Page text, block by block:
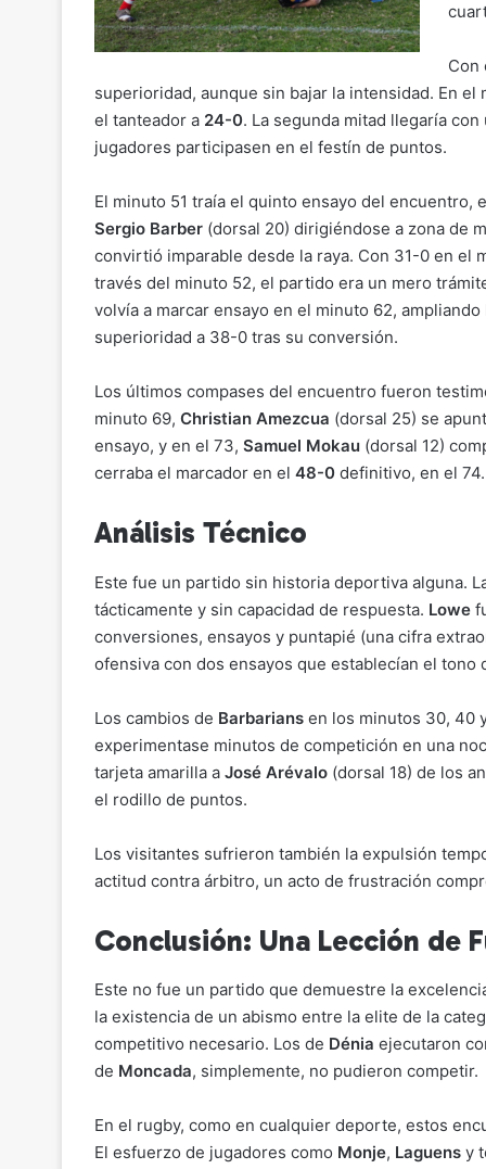
Con
superioridad, aunque sin bajar la intensidad. En el
el tanteador a 24-0. La segunda mitad llegaría
jugadores participasen en el festín de puntos.
El minuto 51 traía el quinto ensayo del encuentro,
Sergio Barber (dorsal 20) dirigiéndose a zona de
convirtió imparable desde la raya. Con 31-0 en el
través del minuto 52, el partido era un mero
volvía a marcar ensayo en el minuto 62, ampliando
superioridad a 38-0 tras su conversión.
Los últimos compases del encuentro fueron
minuto 69, Christian Amezcua (dorsal 25) se
ensayo, y en el 73, Samuel Mokau (dorsal 12)
cerraba el marcador en el 48-0 definitivo, en el 74.
Análisis Técnico
Este fue un partido sin historia deportiva alguna.
tácticamente y sin capacidad de respuesta. Lowe
conversiones, ensayos y puntapié (una cifra
ofensiva con dos ensayos que establecían el tono
Los cambios de Barbarians en los minutos 30, 40
experimentase minutos de competición en una
tarjeta amarilla a José Arévalo (dorsal 18) de los
el rodillo de puntos.
Los visitantes sufrieron también la expulsión
actitud contra árbitro, un acto de frustración
Conclusión: Una Lección de
Este no fue un partido que demuestre la
la existencia de un abismo entre la elite de la
competitivo necesario. Los de Dénia ejecutaron
de Moncada, simplemente, no pudieron competir.
En el rugby, como en cualquier deporte, estos
El esfuerzo de jugadores como Monje, Laguens y